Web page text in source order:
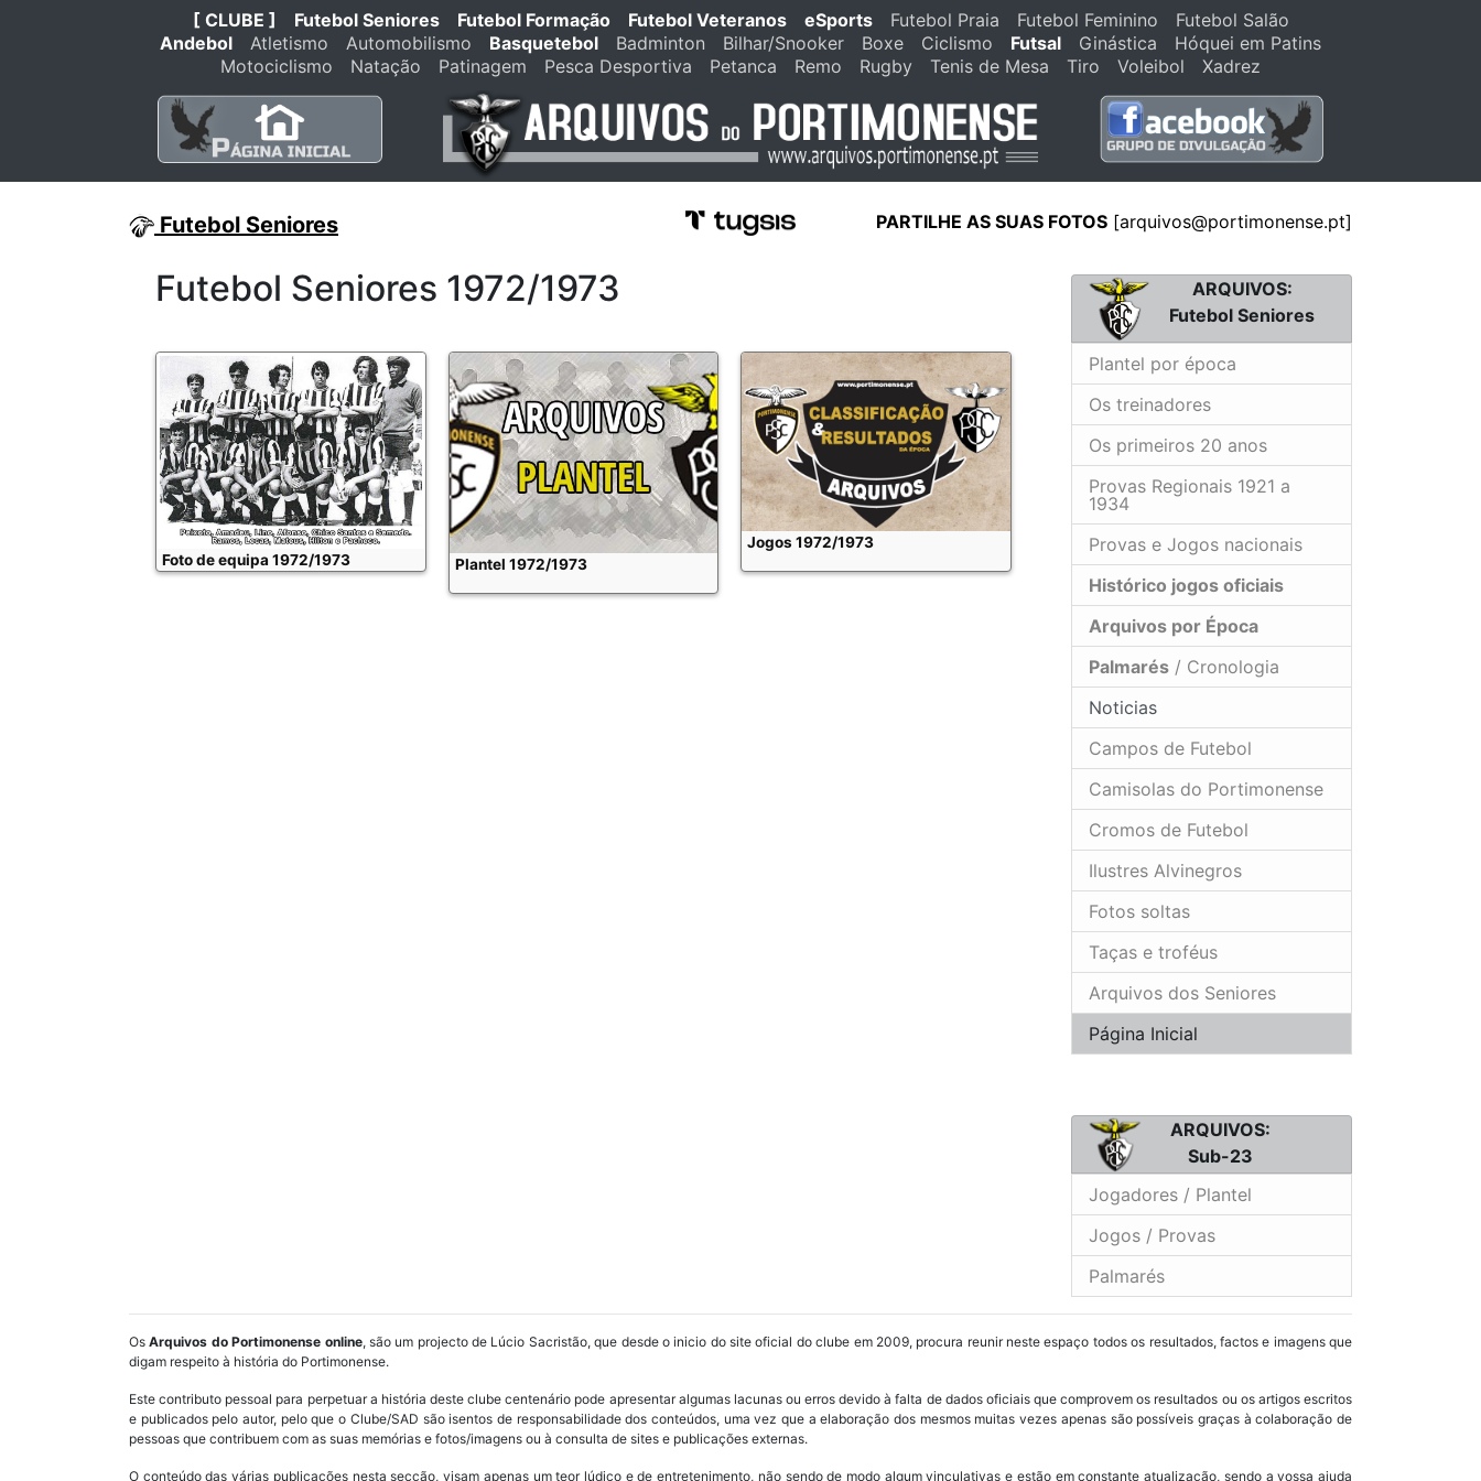
[ CLUBE ] Futebol Seniores Futebol Formação Futebol Veteranos eSports Futebol Praia Futebol Feminino
Futebol Salão
Andebol
Atletismo Automobilismo Basquetebol Badminton Bilhar/Snooker Boxe Ciclismo Futsal Ginástica
Hóquei em Patins
Motociclismo
Natação Patinagem Pesca Desportiva Petanca Remo Rugby Tenis de Mesa Tiro Voleibol Xadrez
Futebol Seniores PARTILHE AS SUAS FOTOS [arquivos@portimonense.pt]
ARQUIVOS:
Futebol Seniores
Plantel por época
Os treinadores
Os primeiros 20 anos
Provas Regionais 1921 a
1934
Provas e Jogos nacionais
Histórico jogos oficiais
Arquivos por Época
Palmarés / Cronologia
Noticias
Campos de Futebol
Camisolas do Portimonense
Cromos de Futebol
Ilustres Alvinegros
Fotos soltas
Taças e troféus
Arquivos dos Seniores
Página Inicial
ARQUIVOS:
Sub-23
Jogadores / Plantel
Jogos / Provas
Palmarés
Futebol Seniores 1972/1973
Foto de equipa 1972/1973 Plantel 1972/1973
Jogos 1972/1973
OsArquivos do Portimonense online, são um projecto de Lúcio Sacristão, que desde o inicio do site oficial do clube em 2009, procura reunir neste espaço todos os resultados, factos e imagens que
digam respeito à história do Portimonense.
Este contributo pessoal para perpetuar a história deste clube centenário pode apresentar algumas lacunas ou erros devido à falta de dados oficiais que comprovem os resultados ou os artigos escritos
e publicados pelo autor, pelo que o Clube/SAD são isentos de responsabilidade dos conteúdos, uma vez que a elaboração dos mesmos muitas vezes apenas são possíveis graças à colaboração de
pessoas que contribuem com as suas memórias e fotos/imagens ou à consulta de sites e publicações externas.
O conteúdo das várias publicações nesta secção, visam apenas um teor lúdico e de entretenimento, não sendo de modo algum vinculativas e estão em constante atualização, sendo a vossa ajuda